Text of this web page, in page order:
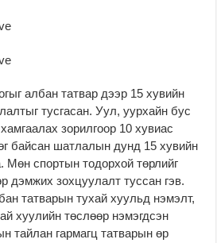
албан татвар дээр 15 хувийн
тусгасан. Уул, уурхайн бус
зорилгоор 10 хувиас
байсан шатлалын дунд 15 хувийн
спортын тодорхой төрлийг
дэмжих зохцуулалт туссан гэв.
татварын тухай хуульд нэмэлт,
хуулийн төслөөр нэмэгдсэн
тайлан гармагц татварын өр